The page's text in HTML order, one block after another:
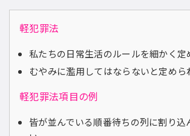
軽犯罪法
私たちの日常生活のルールを細かく定
むやみに濫用してはならないと定めら
軽犯罪法項目の例
皆が並んでいる順番待ちの列に割り込